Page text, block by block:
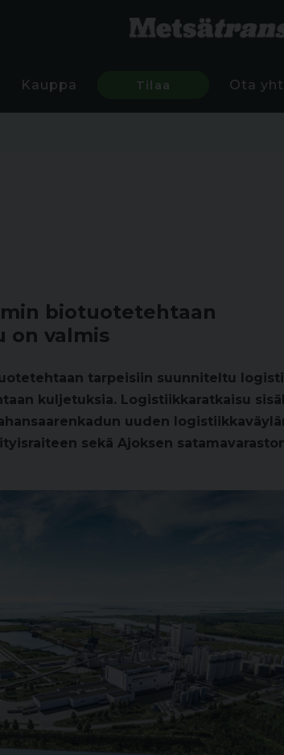
Kauppa Tilaa Ota
biotuotetehtaan
on valmis
tarpeisiin suunniteltu
kuljetuksia. Logistiikkaratkaisu
uuden
sekä Ajoksen